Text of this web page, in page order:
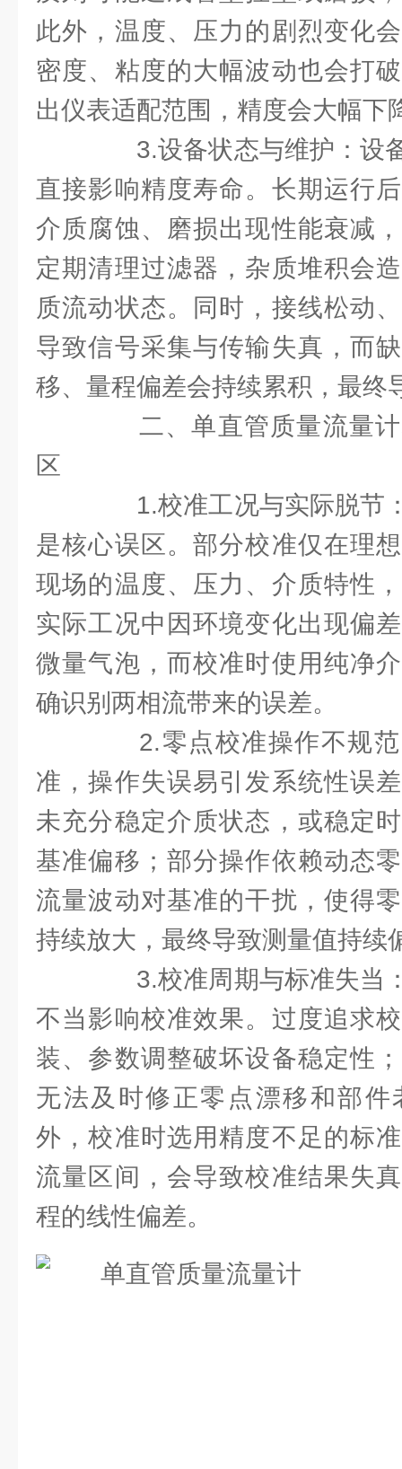
此外，温度、压力的剧烈变化
密度、粘度的大幅波动也会打
出仪表适配范围，精度会大幅下
3.设备状态与维护：设
直接影响精度寿命。长期运行
介质腐蚀、磨损出现性能衰减
定期清理过滤器，杂质堆积会
质流动状态。同时，接线松动
导致信号采集与传输失真，而
移、量程偏差会持续累积，最终
二、单直管质量流量计
区
1.校准工况与实际脱节
是核心误区。部分校准仅在理
现场的温度、压力、介质特性
实际工况中因环境变化出现偏
微量气泡，而校准时使用纯净
确识别两相流带来的误差。
2.零点校准操作不规范
准，操作失误易引发系统性误
未充分稳定介质状态，或稳定
基准偏移；部分操作依赖动态
流量波动对基准的干扰，使得
持续放大，最终导致测量值持续
3.校准周期与标准失当
不当影响校准效果。过度追求
装、参数调整破坏设备稳定性
无法及时修正零点漂移和部
外，校准时选用精度不足的标
流量区间，会导致校准结果失
程的线性偏差。